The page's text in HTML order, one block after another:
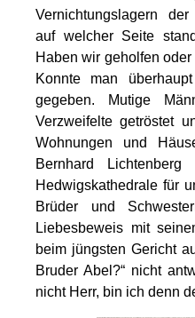
Vernichtungslagern
auf welcher Seite
Haben wir geholfen
Konnte man
gegeben. Mutige
Verzweifelte getröstet
Wohnungen und
Bernhard
Hedwigskathedrale für
Brüder und
Liebesbeweis mit
beim jüngsten Gericht
Bruder Abel?“ nicht
nicht Herr, bin ich denn